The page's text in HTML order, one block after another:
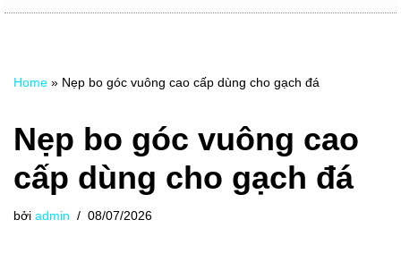
Home » Nẹp bo góc vuông cao cấp dùng cho gạch đá
Nẹp bo góc vuông cao
cấp dùng cho gạch đá
bởi admin 08/07/2026